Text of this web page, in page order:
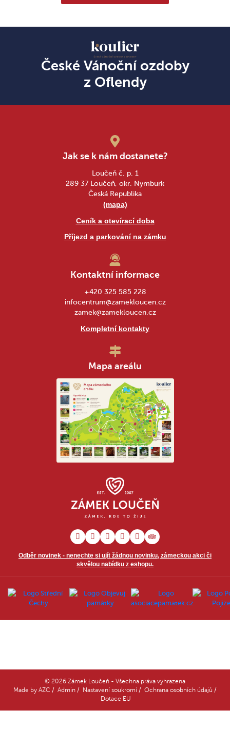
České Vánoční ozdoby
z Oflendy
Jak se k nám dostanete?
Loučeň č. p. 1
289 37 Loučeň, okr. Nymburk
Česká Republika
(mapa)
Ceník a otevírací doba
Příjezd a parkování na zámku
Odběr novinek - nenechte si ujít žádnou novinku, zámeckou akci či
skvělou nabídku z eshopu.
Kontaktní informace
+420 325 585 228
infocentrum@zamekloucen.cz
zamek@zamekloucen.cz
Kompletní kontakty
Mapa areálu
© 2026 Zámek Loučeň - Všechna práva vyhrazena
Made by AZC / Admin / Nastavení soukromí / Ochrana osobních údajů /
Dotace EU